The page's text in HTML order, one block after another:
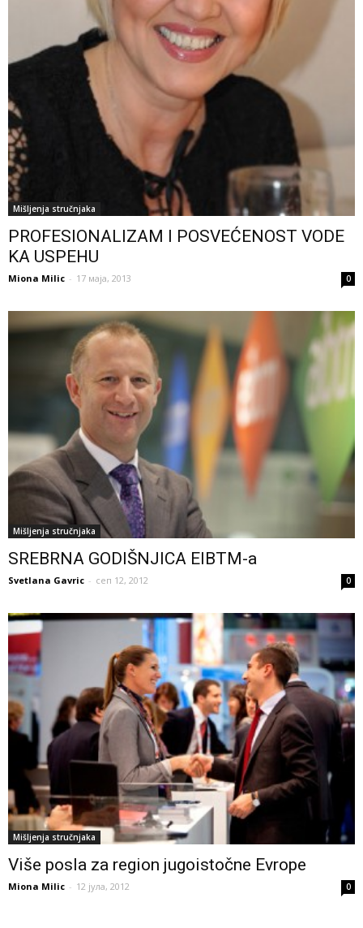
Mišljenja stručnjaka
PROFESIONALIZAM I POSVEĆENOST VODE
KA USPEHU
Miona Milic - 17 маја, 2013 0
Mišljenja stručnjaka
SREBRNA GODIŠNJICA EIBTM-a
Svetlana Gavric - сеп 12, 2012 0
Mišljenja stručnjaka
Više posla za region jugoistočne Evrope
Miona Milic - 12 јула, 2012 0